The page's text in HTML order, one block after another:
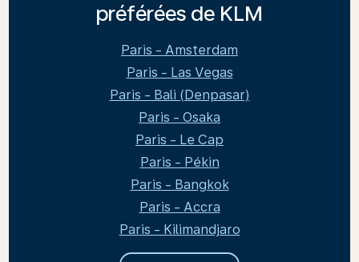
préférées de KLM
Paris - Amsterdam
Paris - Las Vegas
Paris - Bali (Denpasar)
Paris - Osaka
Paris - Le Cap
Paris - Pékin
Paris - Bangkok
Paris - Accra
Paris - Kilimandjaro